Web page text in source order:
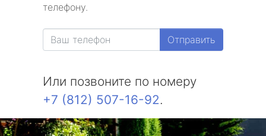
телефону.
Отправить
Или позвоните по номеру
+7 (812) 507-16-92.